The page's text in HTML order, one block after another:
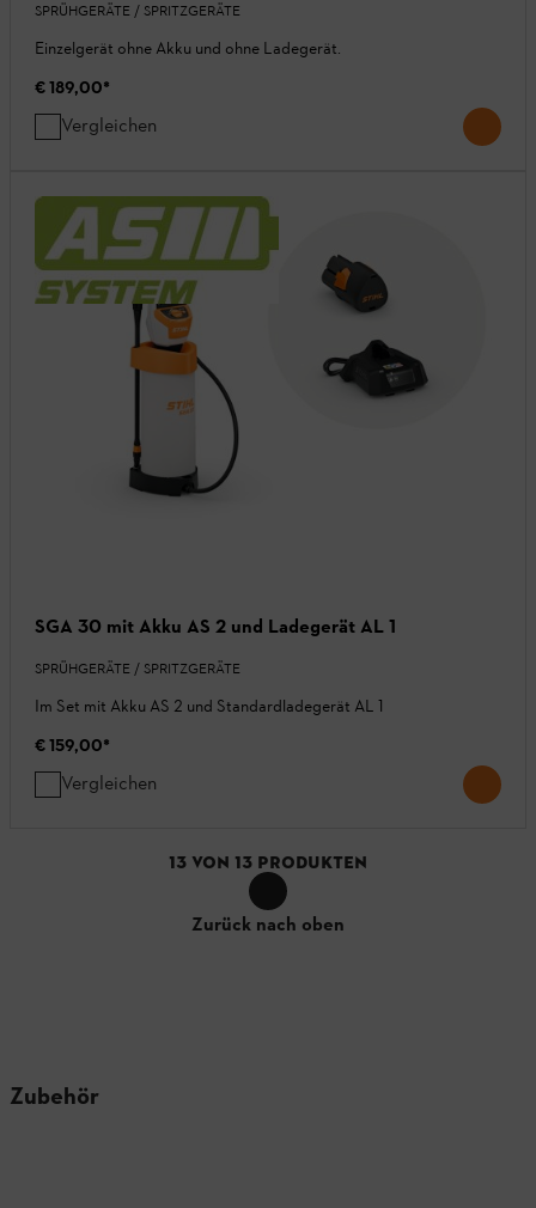
SPRÜHGERÄTE / SPRITZGERÄTE
Einzelgerät ohne Akku und ohne Ladegerät.
€ 189,00*
Vergleichen
SGA 30 mit Akku AS 2 und Ladegerät AL 1
SPRÜHGERÄTE / SPRITZGERÄTE
Im Set mit Akku AS 2 und Standardladegerät AL 1
€ 159,00*
Vergleichen
13 VON 13 PRODUKTEN
Zurück nach oben
Zubehör